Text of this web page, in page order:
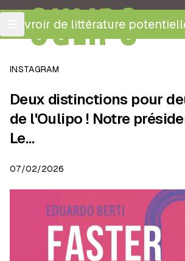
OULIPO
ouvroir de littérature
INSTAGRAM
Deux distinctions pour
de l'Oulipo ! Notre
Le…
07/02/2026